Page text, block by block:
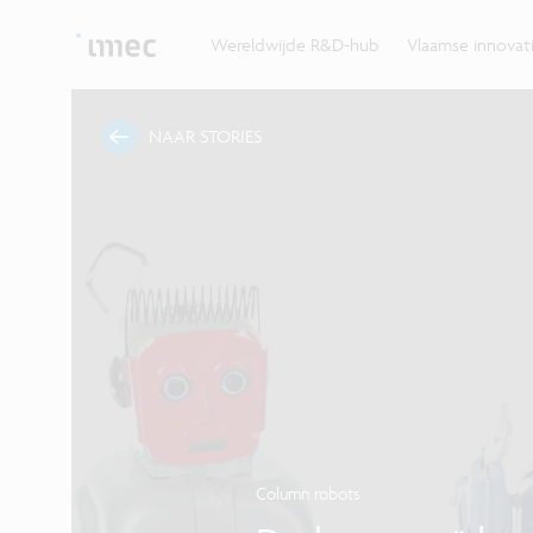
Wereldwijde R&D-hub Vlaamse
bedrijven, overheden en universiteiten.
NAAR STORIES
Column robots